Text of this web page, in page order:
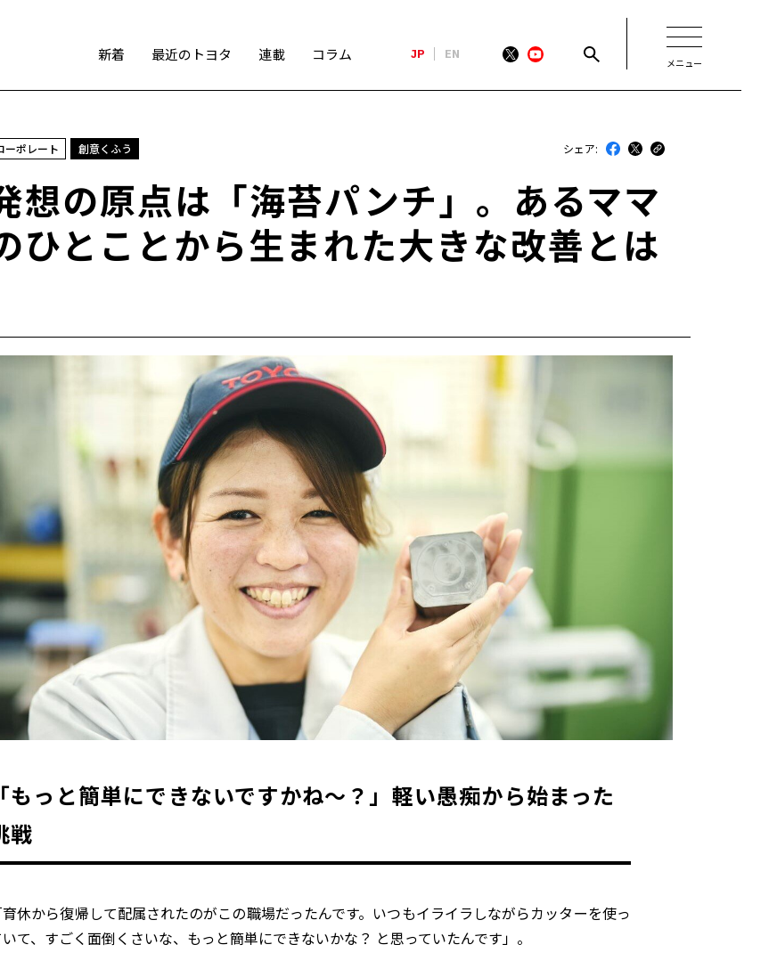
新着 最近のトヨタ 連載 コラム JP EN
メニュー
スポーツ
WRC TOYOTA GAZOO Racing
最近のトヨタ
連載
トヨタイムズスポーツ
トヨタイムズPodcast
ーポレート 創意くふう シェア:
想の原点は「海苔パンチ」。あるママ
ひとことから生まれた大きな改善とは
「もっと簡単にできないですかね～？」軽い愚痴から始まった
戦
育休から復帰して配属されたのがこの職場だったんです。いつもイライラしながらカッターを使っ
て、すごく面倒くさいな、もっと簡単にできないかな？ と思っていたんです」。